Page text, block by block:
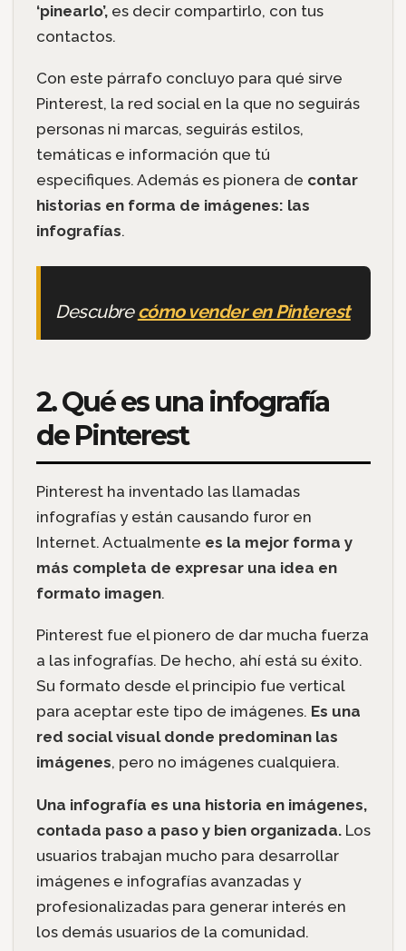
‘pinearlo’,es decir compartirlo, con tus
contactos.
Con este párrafo concluyo para qué sirve
Pinterest, la red social en la que no seguirás
personas ni marcas, seguirás estilos,
temáticas e información que tú
especifiques. Además es pionera de contar
historias en forma de imágenes: las
infografías.
Descubrecómo vender en Pinterest
2. Qué es una infografía
de Pinterest
Pinterest ha inventado las llamadas
infografías y están causando furor en
Internet. Actualmente es la mejor forma y
más completa de expresar una idea en
formato imagen.
Pinterest fue el pionero de dar mucha fuerza
a las infografías. De hecho, ahí está su éxito.
Su formato desde el principio fue vertical
para aceptar este tipo de imágenes. Es una
red social visual donde predominan las
imágenes, pero no imágenes cualquiera.
Una infografía es una historia en imágenes,
contada paso a paso y bien organizada. Los
usuarios trabajan mucho para desarrollar
imágenes e infografías avanzadas y
profesionalizadas para generar interés en
los demás usuarios de la comunidad.